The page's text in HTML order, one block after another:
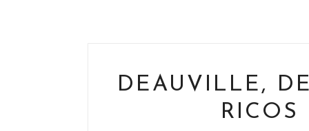
DEAUVILLE,
RICOS